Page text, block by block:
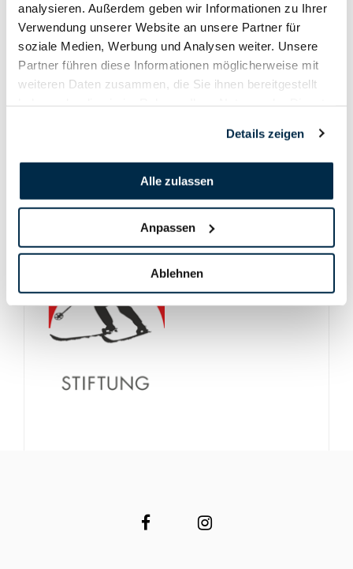
analysieren. Außerdem geben wir Informationen zu Ihrer
Verwendung unserer Website an unsere Partner für
soziale Medien, Werbung und Analysen weiter. Unsere
Partner führen diese Informationen möglicherweise mit
weiteren Daten zusammen, die Sie ihnen bereitgestellt
Details zeigen
Alle zulassen
Anpassen
Ablehnen